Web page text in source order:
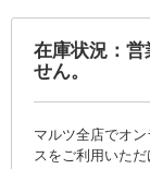
在庫状況：営
せん。
マルツ全店でオ
スをご利用いただ